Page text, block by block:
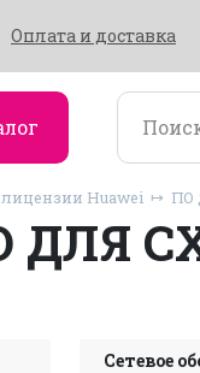
Оплата и доставка
Huawei ПО
ДЛЯ
Сетевое